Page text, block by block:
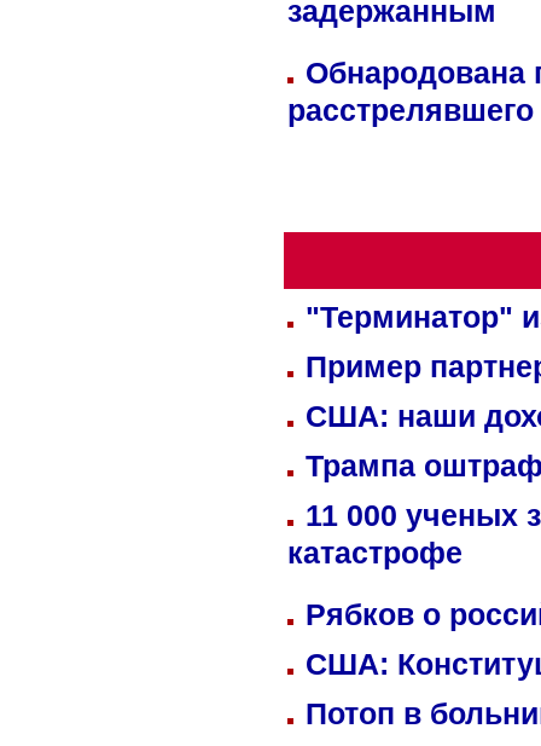
задержанным
Обнародована
"Терминатор"
Пример
США: наши
Трампа
11 000 ученых
катастрофе
Рябков о
США:
Потоп в